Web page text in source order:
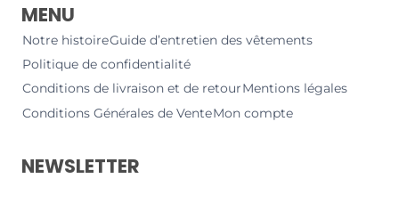
MENU
Notre histoireGuide d’entretien des vêtements
Politique de confidentialité
Conditions de livraison et de retourMentions légales
Conditions Générales de VenteMon compte
NEWSLETTER